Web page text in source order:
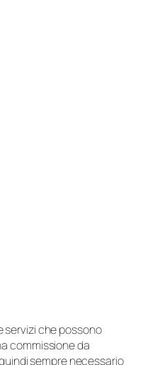
servizi che possono
commissione da
sempre necessario